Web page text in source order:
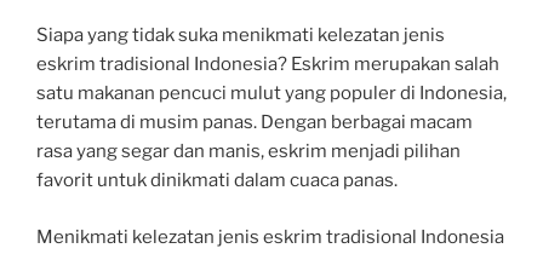
Siapa yang tidak suka menikmati kelezatan jenis
eskrim tradisional Indonesia? Eskrim merupakan salah
satu makanan pencuci mulut yang populer di Indonesia,
terutama di musim panas. Dengan berbagai macam
rasa yang segar dan manis, eskrim menjadi pilihan
favorit untuk dinikmati dalam cuaca panas.
Menikmati kelezatan jenis eskrim tradisional Indonesia